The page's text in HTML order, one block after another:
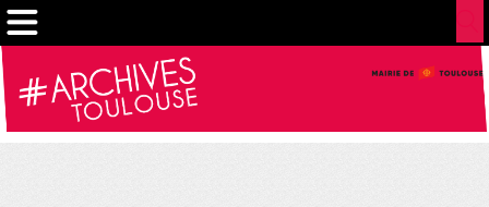
Cookies management panel